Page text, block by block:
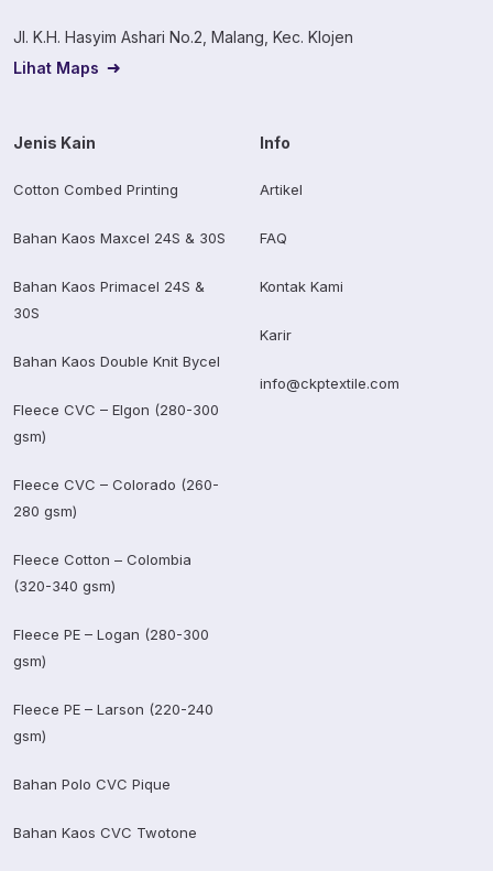
Jl. K.H. Hasyim Ashari No.2, Malang, Kec. Klojen
Lihat Maps
Jenis Kain
Cotton Combed Printing
Bahan Kaos Maxcel 24S & 30S
Bahan Kaos Primacel 24S &
30S
Bahan Kaos Double Knit Bycel
Fleece CVC – Elgon (280-300
gsm)
Fleece CVC – Colorado (260-
280 gsm)
Fleece Cotton – Colombia
(320-340 gsm)
Fleece PE – Logan (280-300
gsm)
Fleece PE – Larson (220-240
gsm)
Bahan Polo CVC Pique
Bahan Kaos CVC Twotone
Info
Artikel
FAQ
Kontak Kami
Karir
info@ckptextile.com